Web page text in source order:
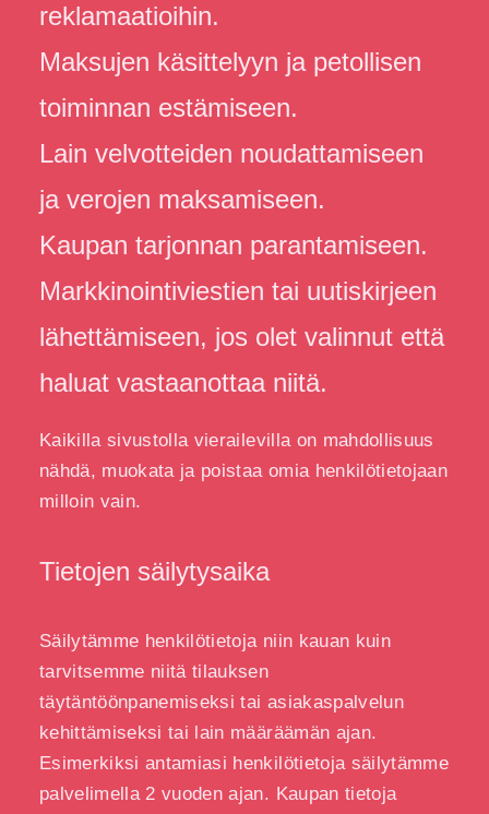
reklamaatioihin.
Maksujen käsittelyyn ja petollisen
toiminnan estämiseen.
Lain velvotteiden noudattamiseen
ja verojen maksamiseen.
Kaupan tarjonnan parantamiseen.
Markkinointiviestien tai uutiskirjeen
lähettämiseen, jos olet valinnut että
haluat vastaanottaa niitä.
Kaikilla sivustolla vierailevilla on mahdollisuus
nähdä, muokata ja poistaa omia henkilötietojaan
milloin vain.
Tietojen säilytysaika
Säilytämme henkilötietoja niin kauan kuin
tarvitsemme niitä tilauksen
täytäntöönpanemiseksi tai asiakaspalvelun
kehittämiseksi tai lain määräämän ajan.
Esimerkiksi antamiasi henkilötietoja säilytämme
palvelimella 2 vuoden ajan. Kaupan tietoja